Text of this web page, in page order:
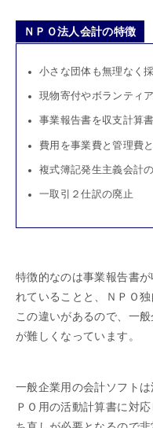
ＮＰＯ法人会計の特徴
小さな団体も無理なく
現物寄付やボランティ
事業報告書を収支計算
費用を事業費と管理費
複式簿記発生主義会計
一取引２仕訳の廃止
特徴的なのは事業報告書
れていることと、ＮＰＯ独
この違いがあるので、一
が難しくなっています。
一般企業用の会計ソフト
ＰＯ用の活動計算書に対